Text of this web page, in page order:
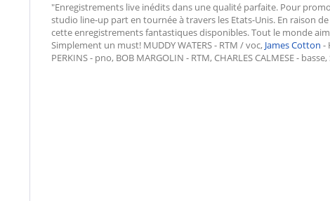
"Enregistrements live inédits dans une qualité parfaite. Pour
studio line-up part en tournée à travers les Etats-Unis. En raison
cette enregistrements fantastiques disponibles. Tout le monde
Simplement un must! MUDDY WATERS - RTM / voc, James Cotton -
PERKINS - pno, BOB MARGOLIN - RTM, CHARLES CALMESE -